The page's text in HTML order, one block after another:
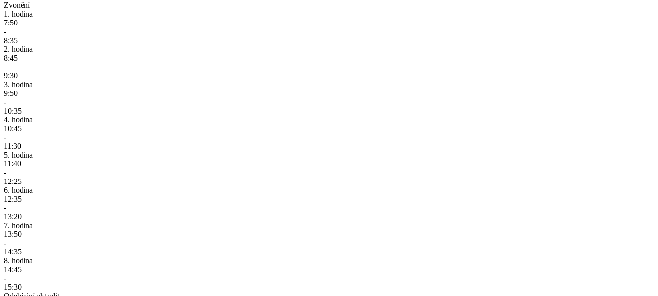
Zvonění
1. hodina
7:50
-
8:35
2. hodina
8:45
-
9:30
3. hodina
9:50
-
10:35
4. hodina
10:45
-
11:30
5. hodina
11:40
-
12:25
6. hodina
12:35
-
13:20
7. hodina
13:50
-
14:35
8. hodina
14:45
-
15:30